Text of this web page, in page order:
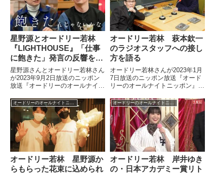
星野源とオードリー若林
『LIGHTHOUSE』「仕事
に飽きた」発言の反響を語
る
星野源さんとオードリー若林さん
が2023年9月2日放送のニッポン
放送『オードリーのオールナイト
の『LIGHTHOUSE』についてト
ーク。「飽きた」という発言に対
する反響を紹介しながら「同世代
からちょっと上ぐらいのおじさん
たち、みんな仕事に飽きてます
ね」と話していました。
オードリー若林 萩本欽一
のラジオスタッフへの接し
方を語る
オードリー若林さんが2023年1月
7日放送のニッポン放送『オード
リーのオールナイトニッポン』の
60分』で共演した際に感じた、
萩本さんのラジオスタッフへの接
し方についてトーク。そこで感じ
たことを話していました。
オードリー若林 星野源か
らもらった花束に込められ
オードリー若林 岸井ゆき
の・日本アカデミー賞リト